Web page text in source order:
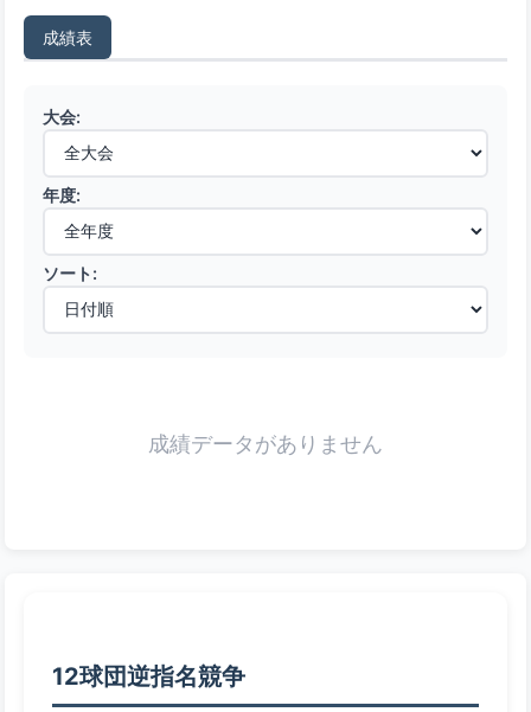
成績表
大会:
年度:
ソート:
成績データがありません
12球団逆指名競争